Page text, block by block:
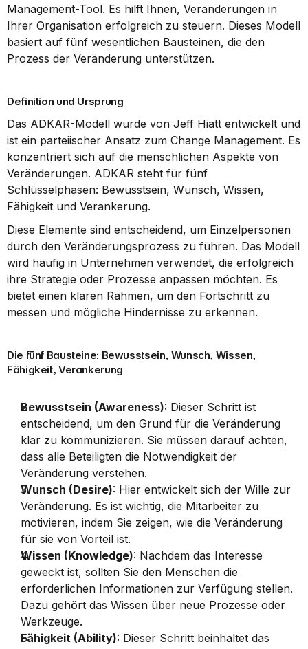
Management-Tool. Es hilft Ihnen, Veränderungen in
Ihrer Organisation erfolgreich zu steuern. Dieses Modell
basiert auf fünf wesentlichen Bausteinen, die den
Prozess der Veränderung unterstützen.
Definition und Ursprung
Das ADKAR-Modell wurde von Jeff Hiatt entwickelt und
ist ein parteiischer Ansatz zum Change Management. Es
konzentriert sich auf die menschlichen Aspekte von
Veränderungen. ADKAR steht für fünf
Schlüsselphasen: Bewusstsein, Wunsch, Wissen,
Fähigkeit und Verankerung.
Diese Elemente sind entscheidend, um Einzelpersonen
durch den Veränderungsprozess zu führen. Das Modell
wird häufig in Unternehmen verwendet, die erfolgreich
ihre Strategie oder Prozesse anpassen möchten. Es
bietet einen klaren Rahmen, um den Fortschritt zu
messen und mögliche Hindernisse zu erkennen.
Die fünf Bausteine: Bewusstsein, Wunsch, Wissen,
Fähigkeit, Verankerung
Bewusstsein (Awareness): Dieser Schritt ist
entscheidend, um den Grund für die Veränderung
klar zu kommunizieren. Sie müssen darauf achten,
dass alle Beteiligten die Notwendigkeit der
Veränderung verstehen.
Wunsch (Desire): Hier entwickelt sich der Wille zur
Veränderung. Es ist wichtig, die Mitarbeiter zu
motivieren, indem Sie zeigen, wie die Veränderung
für sie von Vorteil ist.
Wissen (Knowledge): Nachdem das Interesse
geweckt ist, sollten Sie den Menschen die
erforderlichen Informationen zur Verfügung stellen.
Dazu gehört das Wissen über neue Prozesse oder
Werkzeuge.
Fähigkeit (Ability): Dieser Schritt beinhaltet das